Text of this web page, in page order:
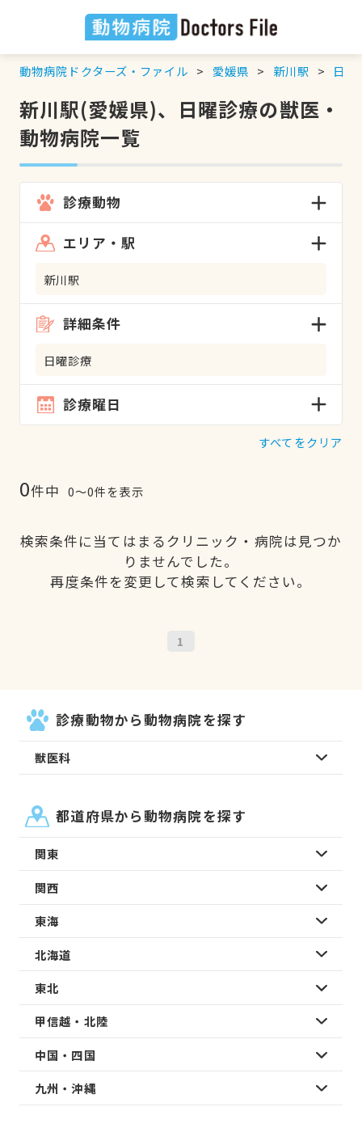
動物病院ドクターズ・ファイル 愛媛県 新川駅 日曜
新川駅(愛媛県)、日曜診療の獣医・
動物病院一覧
診療動物
エリア・駅
新川駅
詳細条件
日曜診療
診療曜日
すべてをクリア
0件中 0〜0件を表示
検索条件に当てはまるクリニック・病院は見つか
りませんでした。
再度条件を変更して検索してください。
1
診療動物から動物病院を探す
獣医科
都道府県から動物病院を探す
関東
関西
東海
北海道
東北
甲信越・北陸
中国・四国
九州・沖縄